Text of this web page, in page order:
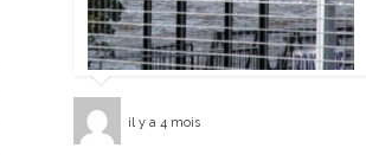
il y a 4 mois